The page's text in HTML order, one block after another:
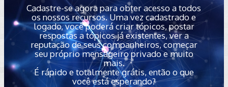
Cadastre-se agora para obter acesso a todos
os nossos recursos. Uma vez cadastrado e
logado, você poderá criar tópicos, postar
respostas a tópicos já existentes, ver a
reputação de seus companheiros, começar
seu próprio mensageiro privado e muito
mais.
É rápido e totalmente grátis, então o que
você está esperando?